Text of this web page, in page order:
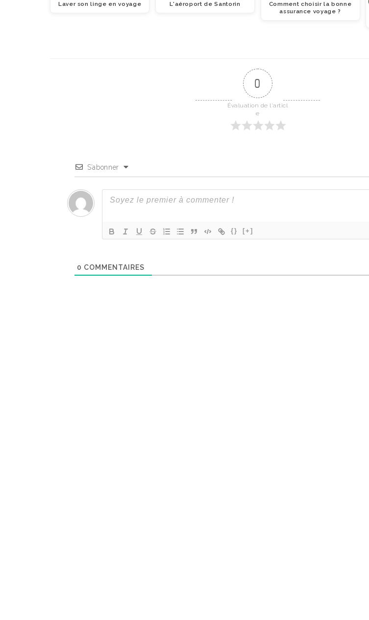
Laver son linge en voyage L'aéroport de Santorin
Comment choisir la bonne
assurance voyage ?
0
Évaluation de l'articl
e
S’abonner
{} [+]
0 COMMENTAIRES